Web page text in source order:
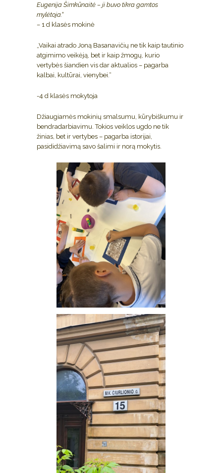
Eugenija Šimkūnaitė – ji buvo tikra gamtos
mylėtoja.“
– 1 d klasės mokinė
„Vaikai atrado Joną Basanavičių ne tik kaip tautinio
atgimimo veikėją, bet ir kaip žmogų, kurio
vertybės šiandien vis dar aktualios – pagarba
kalbai, kultūrai, vienybei.“
-4 d klasės mokytoja
Džiaugiamės mokinių smalsumu, kūrybiškumu ir
bendradarbiavimu. Tokios veiklos ugdo ne tik
žinias, bet ir vertybes – pagarba istorijai,
pasididžiavimą savo šalimi ir norą mokytis.